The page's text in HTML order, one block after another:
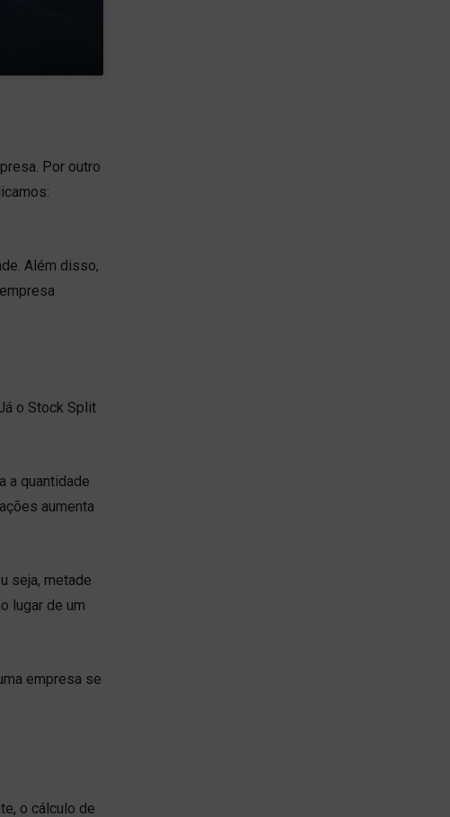
Por outro
Além disso,
o Stock Split
a quantidade
aumenta
seja, metade
lugar de um
empresa se
o cálculo de